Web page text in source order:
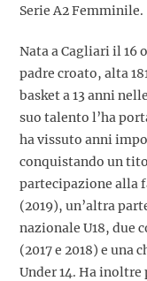
Serie A2 Femminile.
Nata a Cagliari il 16
padre croato, alta
basket a 13 anni
suo talento l’ha
ha vissuto anni
conquistando un
partecipazione alla
(2019), un’altra
nazionale U18, due
(2017 e 2018) e una
Under 14. Ha inoltre